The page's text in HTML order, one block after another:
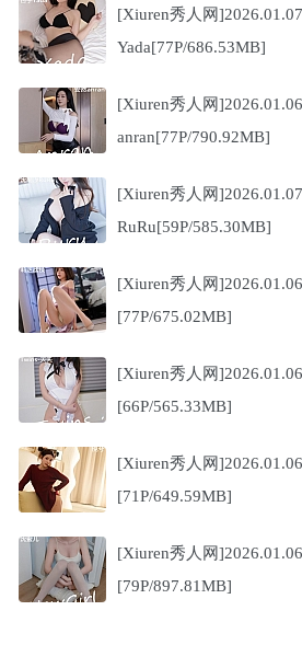
[Xiuren秀人网
Yada[77P/686.53MB]
[Xiuren秀人网
anran[77P/790.92MB]
[Xiuren秀人网
RuRu[59P/585.30MB]
[Xiuren秀人网
[77P/675.02MB]
[Xiuren秀人网
[66P/565.33MB]
[Xiuren秀人网
[71P/649.59MB]
[Xiuren秀人网
[79P/897.81MB]